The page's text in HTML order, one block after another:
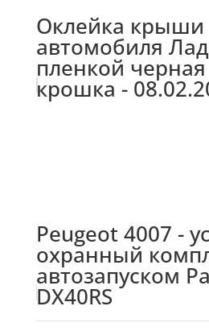
Оклейка крыши
автомобиля
пленкой
крошка -
Peugeot 4007 -
охранный
автозапуском
DX40RS